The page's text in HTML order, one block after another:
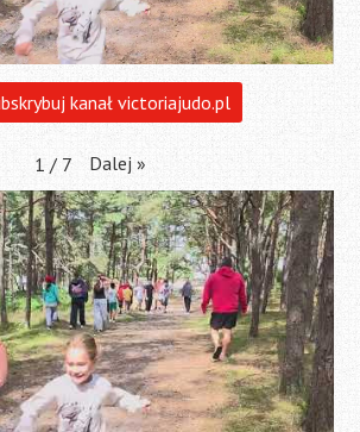
kanał victoriajudo.pl
1 / 7 Dalej »